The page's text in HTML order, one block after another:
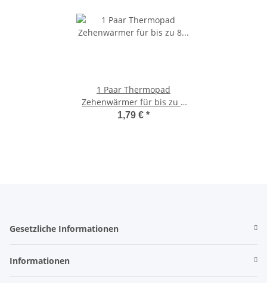
1 Paar Thermopad
Zehenwärmer für bis zu 8
Stunden Wärme
1,79 € *
Gesetzliche Informationen
Informationen